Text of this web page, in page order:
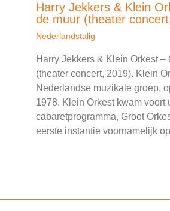
Harry Jekkers & Klein
de muur (theater
Nederlandstalig
Harry Jekkers & Klein Orkest –
(theater concert, 2019). Klein
Nederlandse muzikale groep,
1978. Klein Orkest kwam voort
cabaretprogramma, Groot
eerste instantie voornamelijk